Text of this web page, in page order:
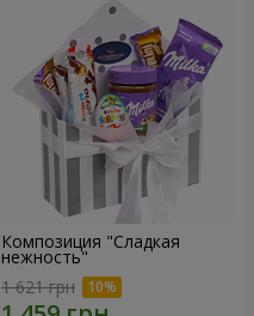
Композиция "Сладкая
нежность"
1 621 грн